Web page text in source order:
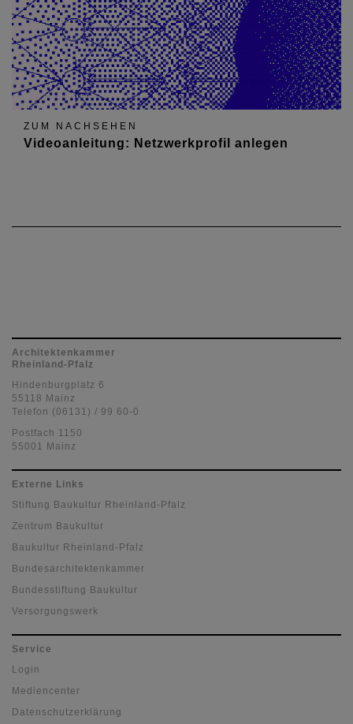
ZUM NACHSEHEN
Videoanleitung: Netzwerkprofil anlegen
Architektenkammer
Rheinland-Pfalz
Hindenburgplatz 6
55118 Mainz
Telefon (06131) / 99 60-0
Postfach 1150
55001 Mainz
Externe Links
Stiftung Baukultur Rheinland-Pfalz
Zentrum Baukultur
Baukultur Rheinland-Pfalz
Bundesarchitektenkammer
Bundesstiftung Baukultur
Versorgungswerk
Service
Login
Mediencenter
Datenschutzerklärung